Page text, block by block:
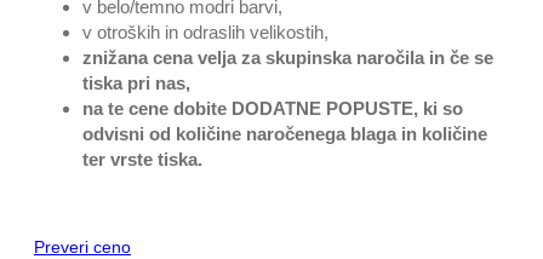
v belo/temno modri barvi,
v otroških in odraslih velikostih,
znižana cena velja za skupinska naročila in če se
tiska pri nas,
na te cene dobite DODATNE POPUSTE, ki so
odvisni od količine naročenega blaga in količine
ter vrste tiska.
Preveri ceno